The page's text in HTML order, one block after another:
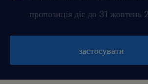
пропозиція діє до 31 жовтень
застосувати